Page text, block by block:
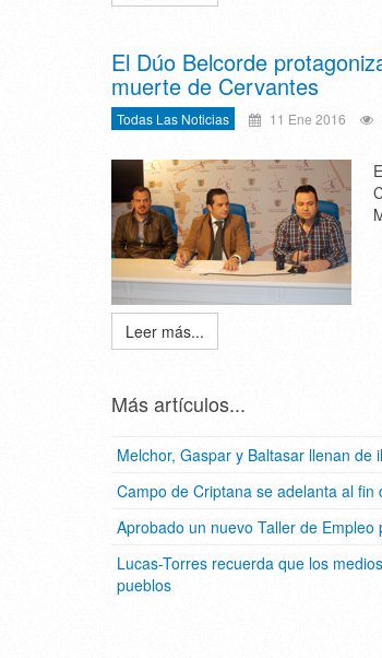
El Dúo Belcorde
muerte de Cervantes
Todas Las Noticias 11 Ene 2016
Leer más...
Más artículos...
Melchor, Gaspar y Baltasar llenan
Campo de Criptana se adelanta al
Aprobado un nuevo Taller de
Lucas-Torres recuerda que los
pueblos